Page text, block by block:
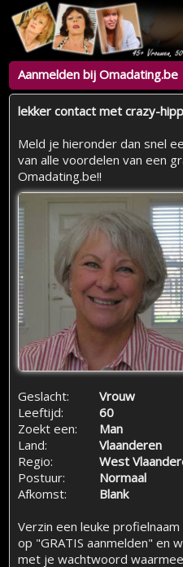
Aanmelden bij Omadating.be
lekker contact met crazy-
Meld je hieronder dan snel
van alle voordelen van een
Omadating.be!!
Geslacht:
Vrouw
Leeftijd:
60
Zoekt een:
Man
Land:
Vlaanderen
Regio:
West
Postuur:
Normaal
Afkomst:
Blank
Verzin een leuke
op "GRATIS aanmelden" en
met je wachtwoord